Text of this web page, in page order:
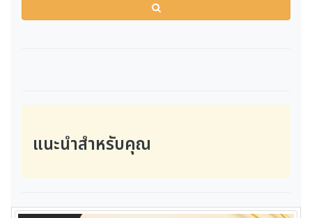
แนะนำสำหรับคุณ